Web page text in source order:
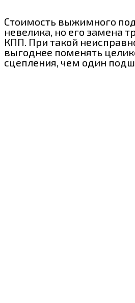
Стоимость выжимного
невелика, но его замена
КПП. При такой
выгоднее поменять
сцепления, чем один